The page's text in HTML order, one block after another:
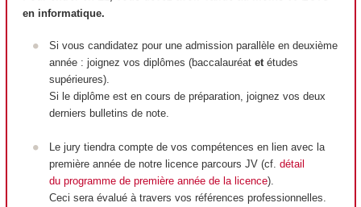
en informatique.
Si vous candidatez pour une admission parallèle en deuxième
année : joignez vos diplômes (baccalauréat etétudes
supérieures).
Si le diplôme est en cours de préparation, joignez vos deux
derniers bulletins de note.
Le jury tiendra compte de vos compétences en lien avec la
première année de notre licence parcours JV (cf. détail
du programme de première année de la licence).
Ceci sera évalué à travers vos références professionnelles.